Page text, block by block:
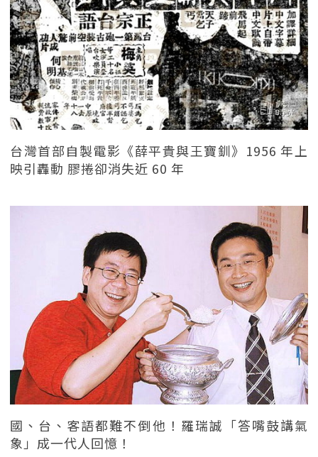
台灣首部自製電影《薛平貴與王寶釧》1956 年上
映引轟動 膠捲卻消失近 60 年
國、台、客語都難不倒他！羅瑞誠「答嘴鼓講氣
象」成一代人回憶！